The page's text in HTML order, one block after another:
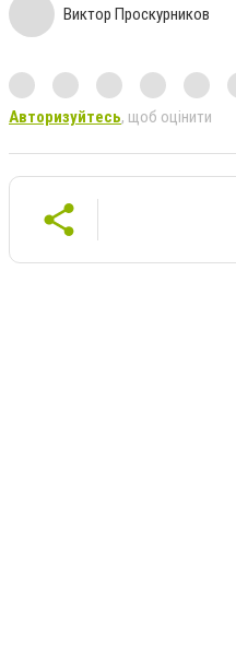
Виктор Проскурников
Авторизуйтесь, щоб оцінити